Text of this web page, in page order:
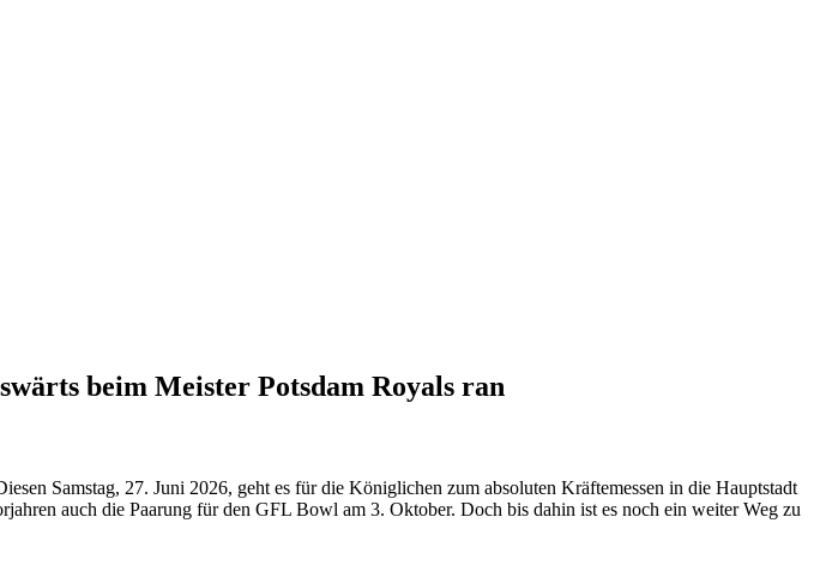
beim Meister Potsdam Royals ran
Samstag, 27. Juni 2026, geht es für die Königlichen zum absoluten Kräftemessen in die Hauptstadt
auch die Paarung für den GFL Bowl am 3. Oktober. Doch bis dahin ist es noch ein weiter Weg zu